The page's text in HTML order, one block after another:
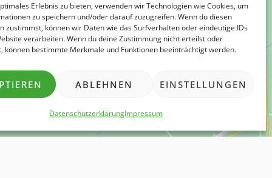
Erlebnis zu bieten, verwenden wir Technologien wie Cookies, um
zu speichern und/oder darauf zuzugreifen. Wenn du diesen
zustimmst, können wir Daten wie das Surfverhalten oder eindeutige IDs
verarbeiten. Wenn du deine Zustimmung nicht erteilst oder
können bestimmte Merkmale und Funktionen beeinträchtigt werden.
ABLEHNEN EINSTELLUNGEN
DatenschutzerklärungImpressum